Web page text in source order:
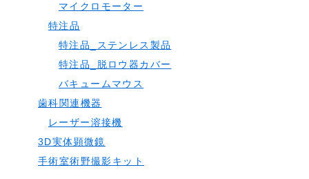
マイクロモーター
特注品
特注品_ステンレス製品
特注品_脱ロウ器カバー
バキュームマウス
歯科関連機器
レーザー溶接機
3D実体顕微鏡
手術室術野撮影キット